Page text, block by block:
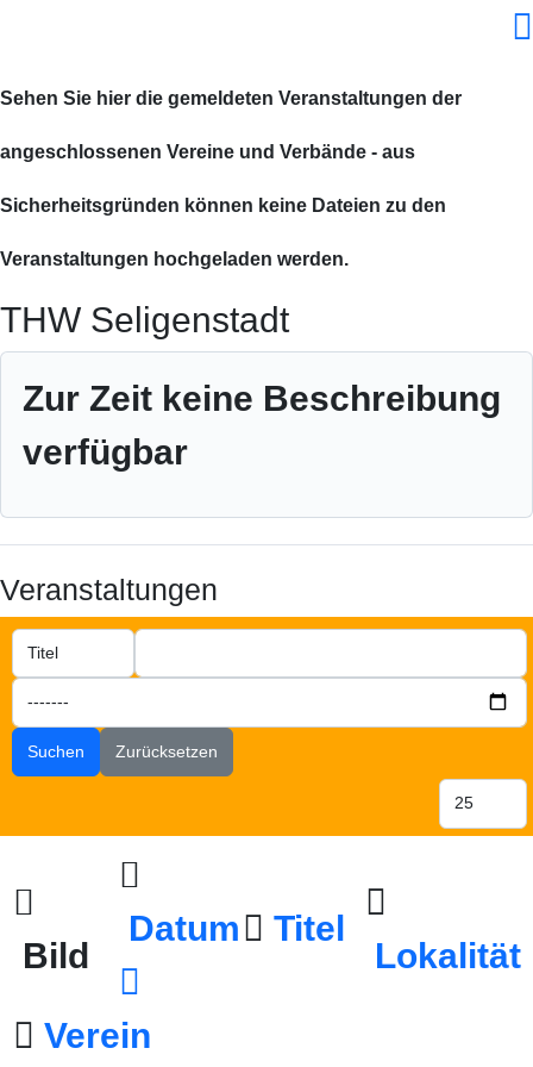
Sehen Sie hier die gemeldeten Veranstaltungen der
angeschlossenen Vereine und Verbände - aus
Sicherheitsgründen können keine Dateien zu den
Veranstaltungen hochgeladen werden.
THW Seligenstadt
Zur Zeit keine Beschreibung
verfügbar
Veranstaltungen
Suchen Zurücksetzen
Bild
Datum Titel
Lokalität
Verein